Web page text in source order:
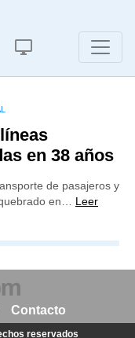
en 38 años
de pasajeros y
en… Leer
Contacto
reservados